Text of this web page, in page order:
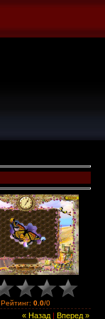
Рейтинг: 0.0/0
« Назад Вперед »